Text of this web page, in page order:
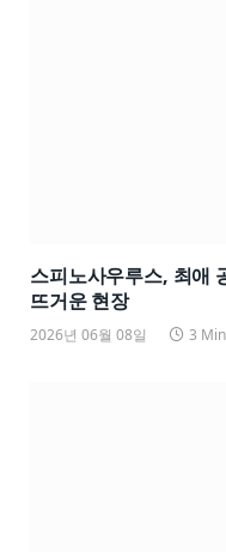
스피노사우루스, 최애
뜨거운 현장
2026년 06월 08일 3